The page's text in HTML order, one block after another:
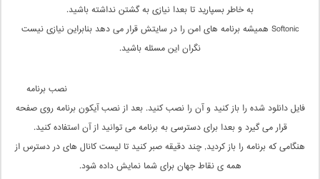
به خاطر بسپارید تا بعدا نیازی به گشتن نداشته باشید.
Softonic همیشه برنامه های امن را در سایتش قرار می دهد بنابراین نیازی نیست
نگران این مسئله باشید.
نصب برنامه
فایل دانلود شده را باز کنید و آن را نصب کنید. بعد از نصب آیکون برنامه روی صفحه
قرار می گیرد و بعدا برای دسترسی به برنامه می توانید از آن استفاده کنید.
هنگامی که برنامه را باز کردید, چند دقیقه صبر کنید تا لیست کانال های در دسترس از
همه ی نقاط جهان برای شما نمایش داده شود.